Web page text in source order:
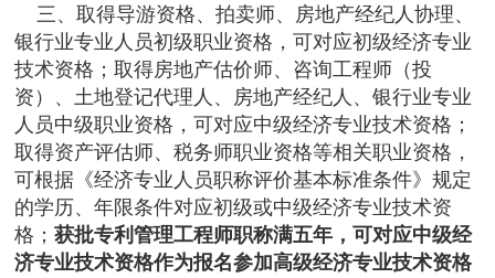
三、取得导游资格、拍卖师、房地产经纪人协理、
银行业专业人员初级职业资格，可对应初级经济专业
技术资格；取得房地产估价师、咨询工程师（投
资）、土地登记代理人、房地产经纪人、银行业专业
人员中级职业资格，可对应中级经济专业技术资格；
取得资产评估师、税务师职业资格等相关职业资格，
可根据《经济专业人员职称评价基本标准条件》规定
的学历、年限条件对应初级或中级经济专业技术资
格；获批专利管理工程师职称满五年，可对应中级经
济专业技术资格作为报名参加高级经济专业技术资格